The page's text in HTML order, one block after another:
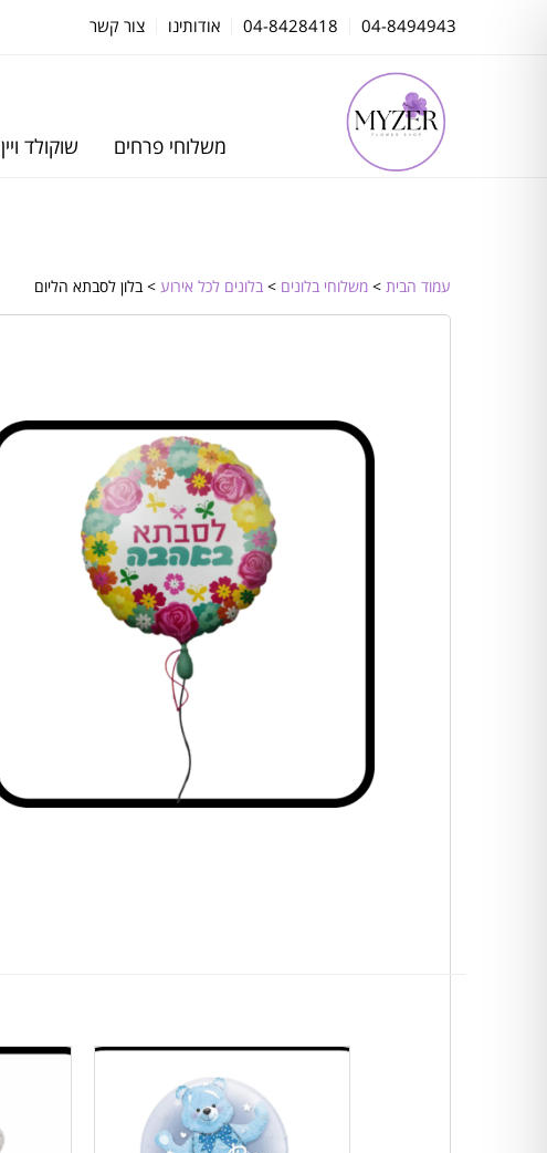
04-8494943
04-8428418 אודותינו צור קשר
משלוחי פרחים שוקולד ויין
עמוד הבית > משלוחי בלונים > בלונים לכל אירוע > בלון לסבתא הליום